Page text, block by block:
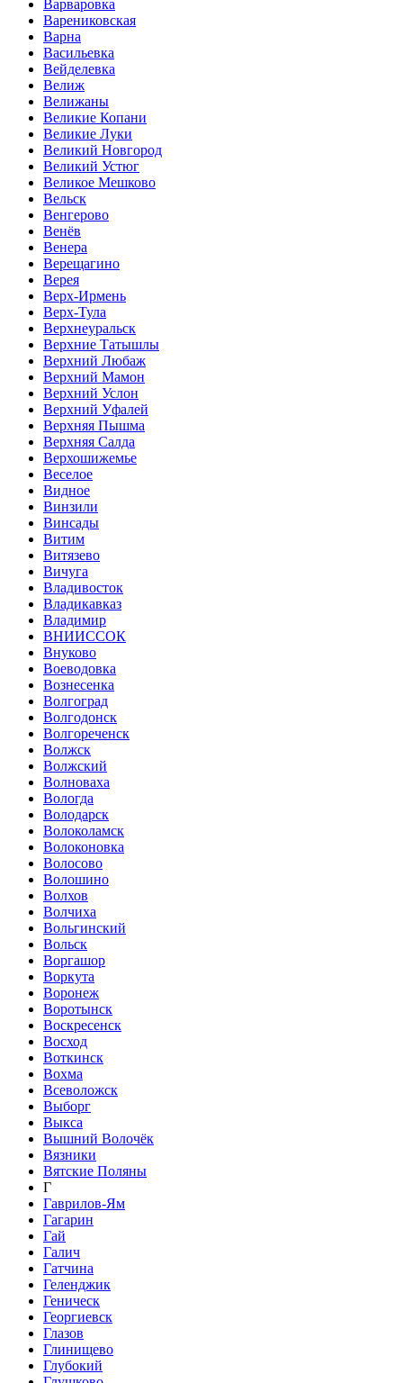
Варваровка
Варениковская
Варна
Васильевка
Вейделевка
Велиж
Велижаны
Великие Копани
Великие Луки
Великий Новгород
Великий Устюг
Великое Мешково
Вельск
Венгерово
Венёв
Венера
Верещагино
Верея
Верх-Ирмень
Верх-Тула
Верхнеуральск
Верхние Татышлы
Верхний Любаж
Верхний Мамон
Верхний Услон
Верхний Уфалей
Верхняя Пышма
Верхняя Салда
Верхошижемье
Веселое
Видное
Винзили
Винсады
Витим
Витязево
Вичуга
Владивосток
Владикавказ
Владимир
ВНИИССОК
Внуково
Воеводовка
Вознесенка
Волгоград
Волгодонск
Волгореченск
Волжск
Волжский
Волноваха
Вологда
Володарск
Волоколамск
Волоконовка
Волосово
Волошино
Волхов
Волчиха
Вольгинский
Вольск
Воргашор
Воркута
Воронеж
Воротынск
Воскресенск
Восход
Воткинск
Вохма
Всеволожск
Выборг
Выкса
Вышний Волочёк
Вязники
Вятские Поляны
Г
Гаврилов-Ям
Гагарин
Гай
Галич
Гатчина
Геленджик
Геническ
Георгиевск
Глазов
Глинищево
Глубокий